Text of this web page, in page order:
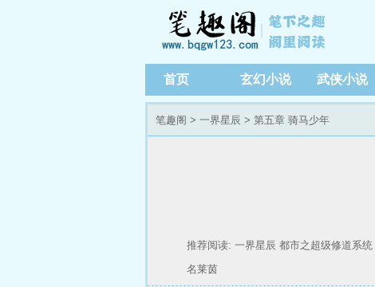
首页 玄幻小说 武侠小说
笔趣阁 > 一界星辰 > 第五章 骑马少年
推荐阅读: 一界星辰 都市之超级修道系统
名莱茵